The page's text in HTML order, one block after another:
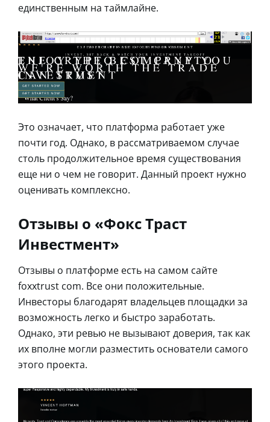
единственным на таймлайне.
Это означает, что платформа работает уже
почти год. Однако, в рассматриваемом случае
столь продолжительное время существования
еще ни о чем не говорит. Данный проект нужно
оценивать комплексно.
Отзывы о «Фокс Траст
Инвестмент»
Отзывы о платформе есть на самом сайте
foxxtrust com. Все они положительные.
Инвесторы благодарят владельцев площадки за
возможность легко и быстро заработать.
Однако, эти ревью не вызывают доверия, так как
их вполне могли разместить основатели самого
этого проекта.